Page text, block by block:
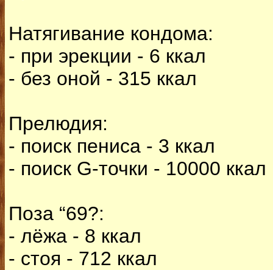
Натягивание кондома:
- при эрекции - 6 ккал
- без оной - 315 ккал
Прелюдия:
- поиск пениса - 3 ккал
- поиск G-точки - 10000 ккал
Поза “69?:
- лёжа - 8 ккал
- стоя - 712 ккал